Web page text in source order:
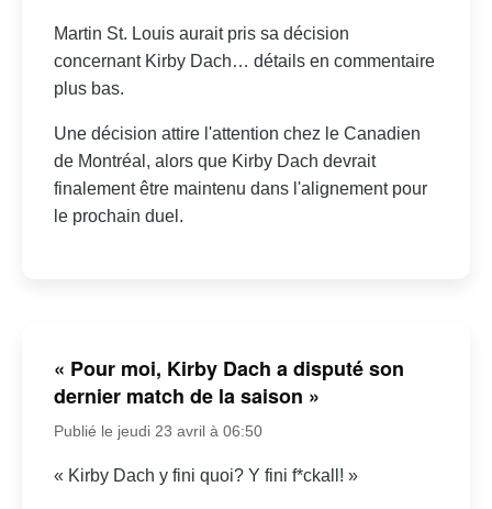
Martin St. Louis aurait pris sa décision
concernant Kirby Dach… détails en commentaire
plus bas.
Une décision attire l'attention chez le Canadien
de Montréal, alors que Kirby Dach devrait
finalement être maintenu dans l'alignement pour
le prochain duel.
« Pour moi, Kirby Dach a disputé son
dernier match de la saison »
Publié le jeudi 23 avril à 06:50
« Kirby Dach y fini quoi? Y fini f*ckall! »